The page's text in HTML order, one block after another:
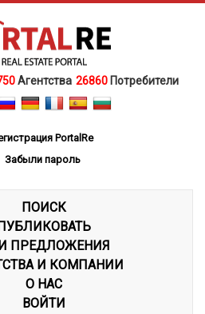
Агентства 26860 Потребители
PortalRe
Забыли пароль
ПОИСК
ПРЕДЛОЖЕНИЯ
И КОМПАНИИ
О НАС
ВОЙТИ